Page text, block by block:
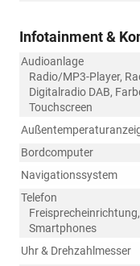
Infotainment &
Audioanlage
Radio/MP3-Player,
Digitalradio DAB,
Touchscreen
Bordcomputer
Navigationssystem
Telefon
Smartphones
Uhr & Drehzahlmesser